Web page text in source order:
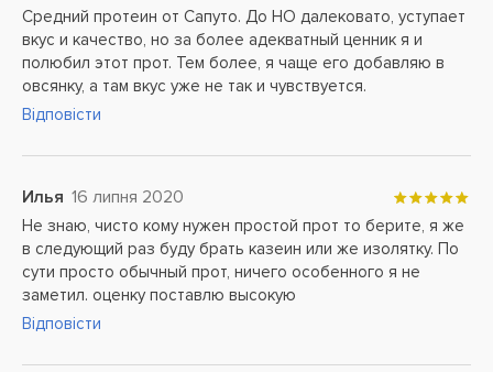
Средний протеин от Сапуто. До НО далековато, уступает
вкус и качество, но за более адекватный ценник я и
полюбил этот прот. Тем более, я чаще его добавляю в
овсянку, а там вкус уже не так и чувствуется.
Відповісти
Илья 16 липня 2020
Не знаю, чисто кому нужен простой прот то берите, я же
в следующий раз буду брать казеин или же изолятку. По
сути просто обычный прот, ничего особенного я не
заметил. оценку поставлю высокую
Відповісти